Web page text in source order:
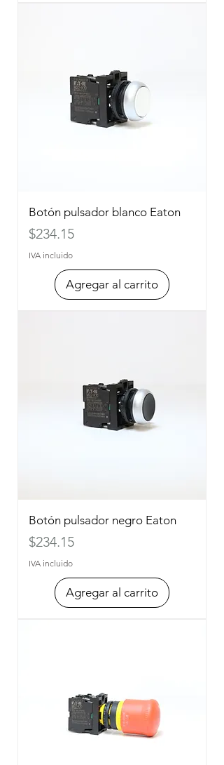
Botón pulsador blanco Eaton
Precio
$234.15
IVA incluido
Agregar al carrito
Botón pulsador negro Eaton
Precio
$234.15
IVA incluido
Agregar al carrito